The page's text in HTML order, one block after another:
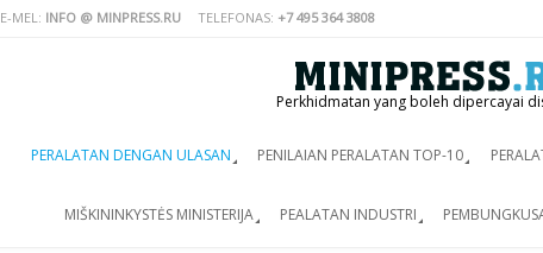
E-MEL: INFO @ MINPRESS.RU TELEFONAS: +7 495 364 3808
Perkhidmatan yang boleh dipercayai
PERALATAN DENGAN ULASAN PENILAIAN PERALATAN TOP-10
MIŠKININKYSTĖS MINISTERIJA PEALATAN INDUSTRI